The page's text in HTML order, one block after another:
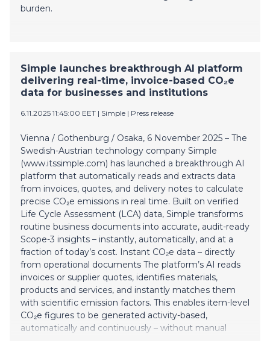
burden.
Simple launches breakthrough AI platform
delivering real-time, invoice-based CO₂e
data for businesses and institutions
6.11.2025 11:45:00 EET | Simple | Press release
Vienna / Gothenburg / Osaka, 6 November 2025 – The
Swedish-Austrian technology company Simple
(www.itssimple.com) has launched a breakthrough AI
platform that automatically reads and extracts data
from invoices, quotes, and delivery notes to calculate
precise CO₂e emissions in real time. Built on verified
Life Cycle Assessment (LCA) data, Simple transforms
routine business documents into accurate, audit-ready
Scope-3 insights – instantly, automatically, and at a
fraction of today’s cost. Instant CO₂e data – directly
from operational documents The platform’s AI reads
invoices or supplier quotes, identifies materials,
products and services, and instantly matches them
with scientific emission factors. This enables item-level
CO₂e figures to be generated activity-based,
automatically and continuously – without manual